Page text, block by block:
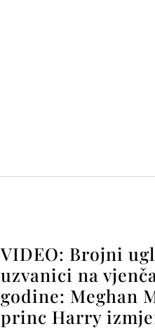
VIDEO: Brojni
uzvanici na
godine: Meghan
princ Harry